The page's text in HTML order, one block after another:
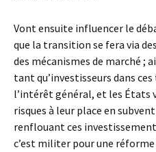
Vont ensuite influencer le
que la transition se fera via
des mécanismes de marché ;
tant qu’investisseurs dans
l’intérêt général, et les États
risques à leur place en
renflouant ces
c’est militer pour une